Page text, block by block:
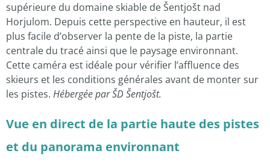
supérieure du domaine skiable de Šentjošt nad
Horjulom. Depuis cette perspective en hauteur, il est
plus facile d’observer la pente de la piste, la partie
centrale du tracé ainsi que le paysage environnant.
Cette caméra est idéale pour vérifier l’affluence des
skieurs et les conditions générales avant de monter sur
les pistes. Hébergée par ŠD Šentjošt.
Vue en direct de la partie haute des pistes
et du panorama environnant